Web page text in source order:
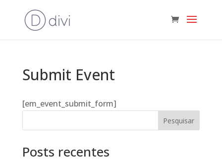
Submit Event
[em_event_submit_form]
Pesquisar
Posts recentes